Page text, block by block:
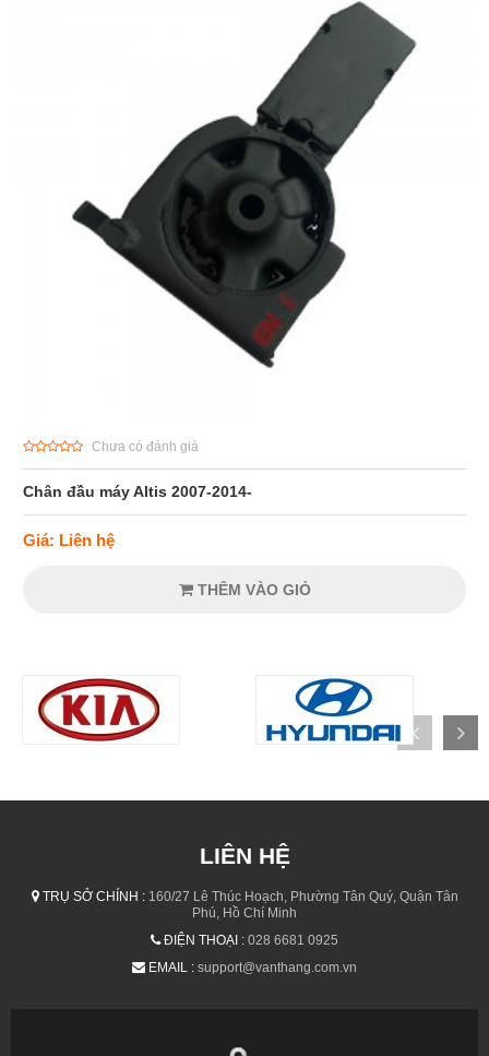
Chưa có đánh giá
Chân đầu máy Altis 2007-2014-
Giá: Liên hệ
THÊM VÀO GIỎ
LIÊN HỆ
TRỤ SỞ CHÍNH :160/27 Lê Thúc Hoạch, Phường Tân Quý, Quận Tân
Phú, Hồ Chí Minh
ĐIỆN THOẠI : 028 6681 0925
EMAIL : support@vanthang.com.vn